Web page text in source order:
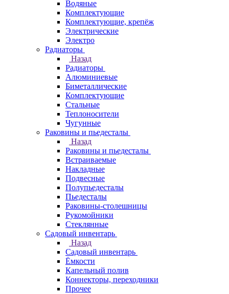
Водяные
Комплектующие
Комплектующие, крепёж
Электрические
Электро
Радиаторы
Назад
Радиаторы
Алюминиевые
Биметаллические
Комплектующие
Стальные
Теплоносители
Чугунные
Раковины и пьедесталы
Назад
Раковины и пьедесталы
Встраиваемые
Накладные
Подвесные
Полупьедесталы
Пьедесталы
Раковины-столешницы
Рукомойники
Стеклянные
Садовый инвентарь
Назад
Садовый инвентарь
Ёмкости
Капельный полив
Коннекторы, переходники
Прочее